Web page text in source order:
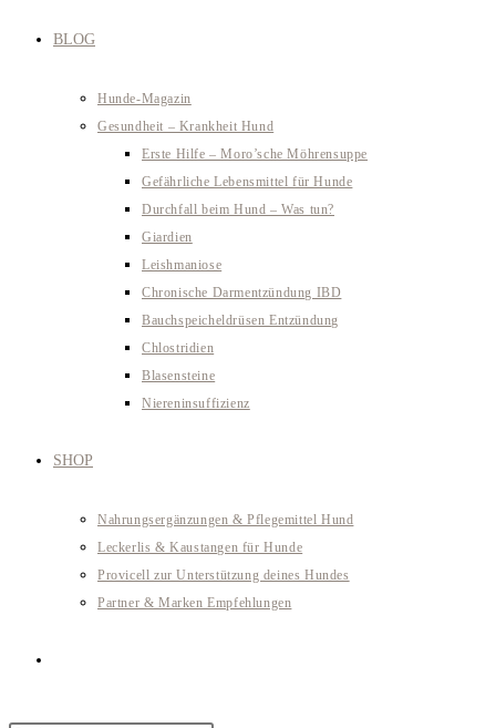
BLOG
Hunde-Magazin
Gesundheit – Krankheit Hund
Erste Hilfe – Moro’sche Möhrensuppe
Gefährliche Lebensmittel für Hunde
Durchfall beim Hund – Was tun?
Giardien
Leishmaniose
Chronische Darmentzündung IBD
Bauchspeicheldrüsen Entzündung
Chlostridien
Blasensteine
Niereninsuffizienz
SHOP
Nahrungsergänzungen & Pflegemittel Hund
Leckerlis & Kaustangen für Hunde
Provicell zur Unterstützung deines Hundes
Partner & Marken Empfehlungen